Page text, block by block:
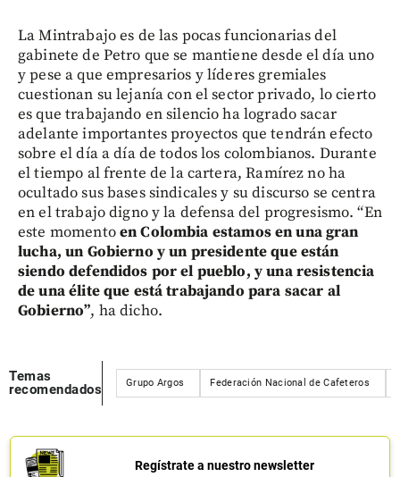
La Mintrabajo es de las pocas funcionarias del
gabinete de Petro que se mantiene desde el día uno
y pese a que empresarios y líderes gremiales
cuestionan su lejanía con el sector privado, lo cierto
es que trabajando en silencio ha logrado sacar
adelante importantes proyectos que tendrán efecto
sobre el día a día de todos los colombianos. Durante
el tiempo al frente de la cartera, Ramírez no ha
ocultado sus bases sindicales y su discurso se centra
en el trabajo digno y la defensa del progresismo. “En
este momentoen Colombia estamos en una gran
lucha, un Gobierno y un presidente que están
siendo defendidos por el pueblo, y una resistencia
de una élite que está trabajando para sacar al
Gobierno”, ha dicho.
Temas
recomendados
Grupo Argos Federación Nacional de Cafeteros
Regístrate a nuestro newsletter